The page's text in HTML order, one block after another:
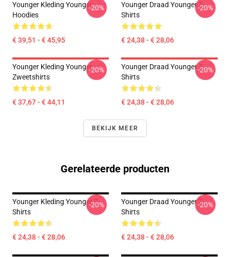
Younger Kleding Younger
Hoodies
€ 39,51 - € 45,95
-20%
Younger Draad Younger T-
Shirts
€ 24,38 - € 28,06
-20%
Younger Kleding Younger
Zweetshirts
€ 37,67 - € 44,11
-20%
Younger Draad Younger T-
Shirts
€ 24,38 - € 28,06
-20%
BEKIJK MEER
Gerelateerde producten
Younger Kleding Younger T-
Shirts
€ 24,38 - € 28,06
-20%
Younger Draad Younger T-
Shirts
€ 24,38 - € 28,06
-20%